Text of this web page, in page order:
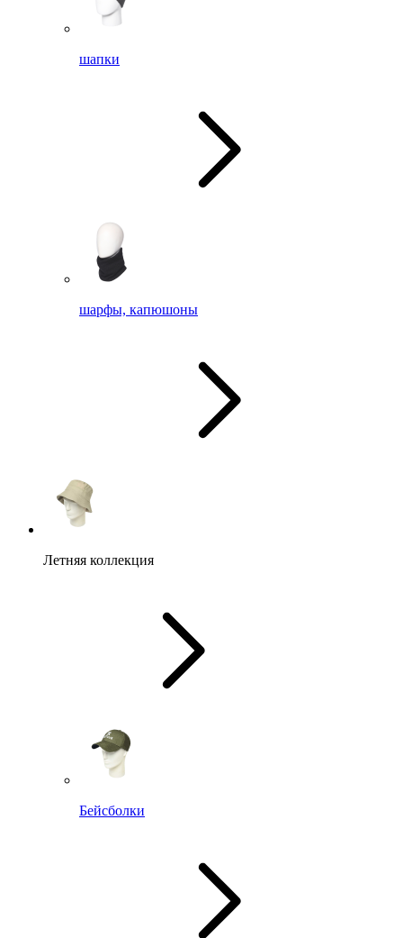
шапки
шарфы, капюшоны
Летняя коллекция
Бейсболки